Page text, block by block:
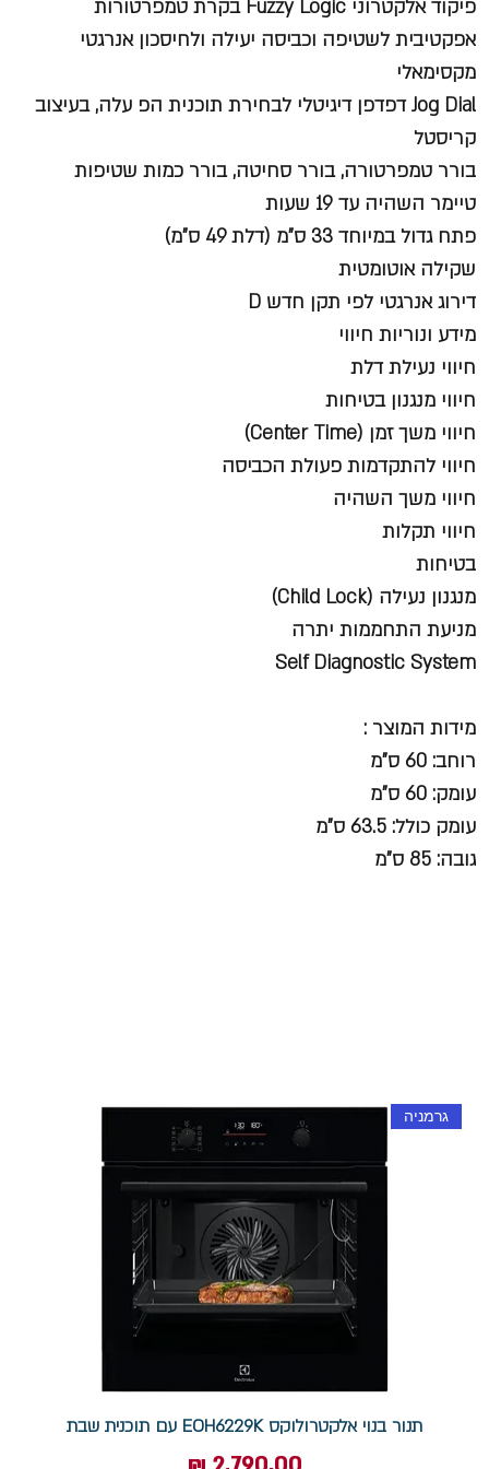
פיקוד אלקטרוני Fuzzy Logic
בקרת טמפרטורות
אפקטיבית לשטיפה וכביסה יעילה ולחיסכון אנרגטי
מקסימאלי
Jog Dial דפדפן דיגיטלי לבחירת תוכנית הפ עלה, בעיצוב
קריסטל
בורר טמפרטורה, בורר סחיטה, בורר כמות שטיפות
טיימר השהיה עד 19 שעות
פתח גדול במיוחד 33 ס"מ (דלת 49 ס"מ)
שקילה אוטומטית
דירוג אנרגטי לפי תקן חדש D
מידע ונוריות חיווי
חיווי נעילת דלת
חיווי מנגנון בטיחות
חיווי משך זמן (Center Time)
חיווי להתקדמות פעולת הכביסה
חיווי משך השהיה
חיווי תקלות
בטיחות
מנגנון נעילה (Child Lock)
מניעת התחממות יתרה
Self Diagnostic System
מידות המוצר :
רוחב: 60 ס"מ
עומק: 60 ס"מ
עומק כולל: 63.5 ס"מ
גובה: 85 ס"מ
גרמניה
תנור בנוי אלקטרולוקס EOH6229K עם תוכנית שבת